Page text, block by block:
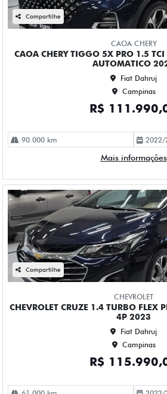
CHEVROLET CRUZE 1.4 TURBO FLEX
4P 2023
Fiat Dahruj
Campinas
R$
2022/
Mais informações
Compartilhe
CHEVROLET
CHEVROLET MONTANA 1.2
AUTOMATICO 4P
Fiat Dahruj
Campinas
R$
2023/
Mais informações